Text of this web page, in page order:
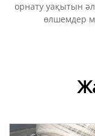
орнату уақытын
өлшемдер